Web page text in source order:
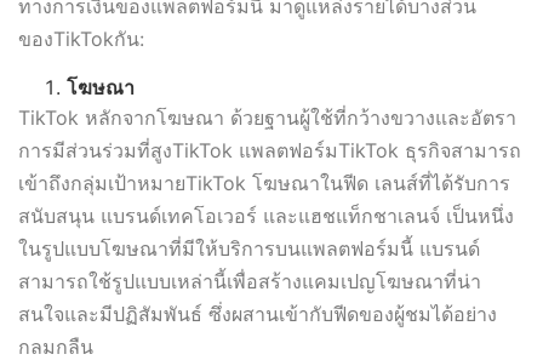
ทางการเงินของแพลตฟอร์มนี้ มาดูแหล่งรายได้บางส่วน
ของTikTokกัน:
โฆษณา
TikTok หลักจากโฆษณา ด้วยฐานผู้ใช้ที่กว้างขวางและอัตรา
การมีส่วนร่วมที่สูงTikTok แพลตฟอร์มTikTok ธุรกิจสามารถ
เข้าถึงกลุ่มเป้าหมายTikTok โฆษณาในฟีด เลนส์ที่ได้รับการ
สนับสนุน แบรนด์เทคโอเวอร์ และแฮชแท็กชาเลนจ์ เป็นหนึ่ง
ในรูปแบบโฆษณาที่มีให้บริการบนแพลตฟอร์มนี้ แบรนด์
สามารถใช้รูปแบบเหล่านี้เพื่อสร้างแคมเปญโฆษณาที่น่า
สนใจและมีปฏิสัมพันธ์ ซึ่งผสานเข้ากับฟีดของผู้ชมได้อย่าง
กลมกลืน